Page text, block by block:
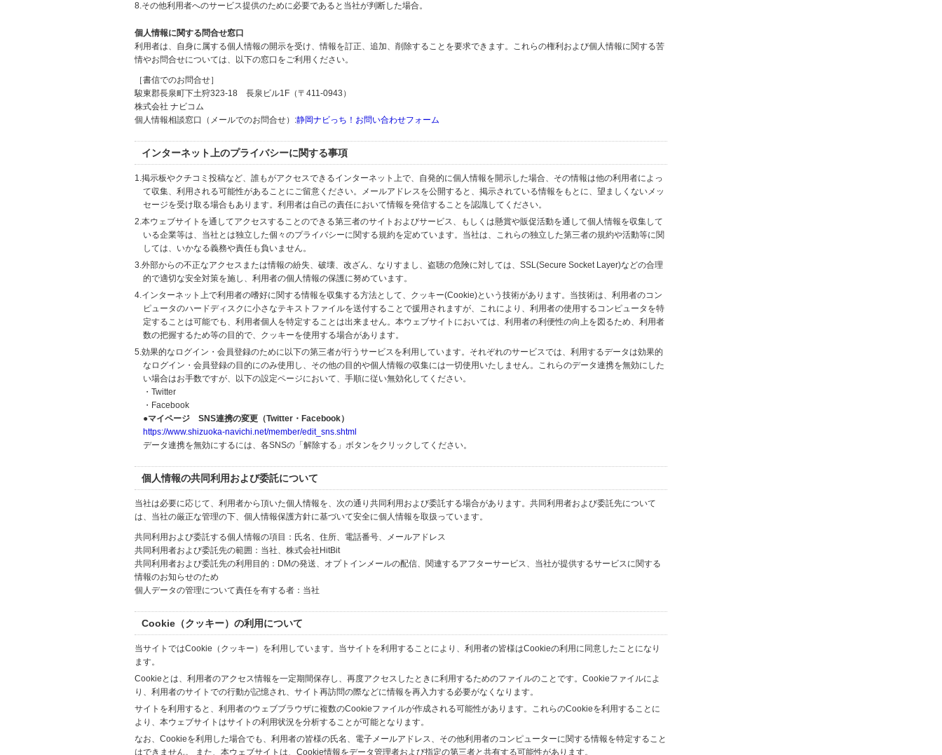
8.その他利用者へのサービス提供のために必要であると当社が判断した場合。
個人情報に関する問合せ窓口
利用者は、自身に属する個人情報の開示を受け、情報を訂正、追加、削除することを要求できます。これらの権利および個人情報に関する苦
情やお問合せについては、以下の窓口をご利用ください。
［書信でのお問合せ］
駿東郡長泉町下土狩323-18 長泉ビル1F（〒411-0943）
株式会社 ナビコム
個人情報相談窓口（メールでのお問合せ）:静岡ナビっち！お問い合わせフォーム
インターネット上のプライバシーに関する事項
1.掲示板やクチコミ投稿など、誰もがアクセスできるインターネット上で、自発的に個人情報を開示した場合、その情報は他の利用者によっ
て収集、利用される可能性があることにご留意ください。メールアドレスを公開すると、掲示されている情報をもとに、望ましくないメッ
セージを受け取る場合もあります。利用者は自己の責任において情報を発信することを認識してください。
2.本ウェブサイトを通してアクセスすることのできる第三者のサイトおよびサービス、もしくは懸賞や販促活動を通して個人情報を収集して
いる企業等は、当社とは独立した個々のプライバシーに関する規約を定めています。当社は、これらの独立した第三者の規約や活動等に関
しては、いかなる義務や責任も負いません。
3.外部からの不正なアクセスまたは情報の紛失、破壊、改ざん、なりすまし、盗聴の危険に対しては、SSL(Secure Socket Layer)などの合理
的で適切な安全対策を施し、利用者の個人情報の保護に努めています。
4.インターネット上で利用者の嗜好に関する情報を収集する方法として、クッキー(Cookie)という技術があります。当技術は、利用者のコン
ピュータのハードディスクに小さなテキストファイルを送付することで援用されますが、これにより、利用者の使用するコンピュータを特
定することは可能でも、利用者個人を特定することは出来ません。本ウェブサイトにおいては、利用者の利便性の向上を図るため、利用者
数の把握するため等の目的で、クッキーを使用する場合があります。
5.効果的なログイン・会員登録のために以下の第三者が行うサービスを利用しています。それぞれのサービスでは、利用するデータは効果的
なログイン・会員登録の目的にのみ使用し、その他の目的や個人情報の収集には一切使用いたしません。これらのデータ連携を無効にした
い場合はお手数ですが、以下の設定ページにおいて、手順に従い無効化してください。
・Twitter
・Facebook
●マイページ SNS連携の変更（Twitter・Facebook）
https://www.shizuoka-navichi.net/member/edit_sns.shtml
データ連携を無効にするには、各SNSの「解除する」ボタンをクリックしてください。
個人情報の共同利用および委託について
当社は必要に応じて、利用者から頂いた個人情報を、次の通り共同利用および委託する場合があります。共同利用者および委託先について
は、当社の厳正な管理の下、個人情報保護方針に基づいて安全に個人情報を取扱っています。
共同利用および委託する個人情報の項目：氏名、住所、電話番号、メールアドレス
共同利用者および委託先の範囲：当社、株式会社HitBit
共同利用者および委託先の利用目的：DMの発送、オプトインメールの配信、関連するアフターサービス、当社が提供するサービスに関する
情報のお知らせのため
個人データの管理について責任を有する者：当社
Cookie（クッキー）の利用について
当サイトではCookie（クッキー）を利用しています。当サイトを利用することにより、利用者の皆様はCookieの利用に同意したことになり
ます。
Cookieとは、利用者のアクセス情報を一定期間保存し、再度アクセスしたときに利用するためのファイルのことです。Cookieファイルによ
り、利用者のサイトでの行動が記憶され、サイト再訪問の際などに情報を再入力する必要がなくなります。
サイトを利用すると、利用者のウェブブラウザに複数のCookieファイルが作成される可能性があります。これらのCookieを利用することに
より、本ウェブサイトはサイトの利用状況を分析することが可能となります。
なお、Cookieを利用した場合でも、利用者の皆様の氏名、電子メールアドレス、その他利用者のコンピューターに関する情報を特定すること
はできません。 また、本ウェブサイトは、Cookie情報をデータ管理者および指定の第三者と共有する可能性があります。